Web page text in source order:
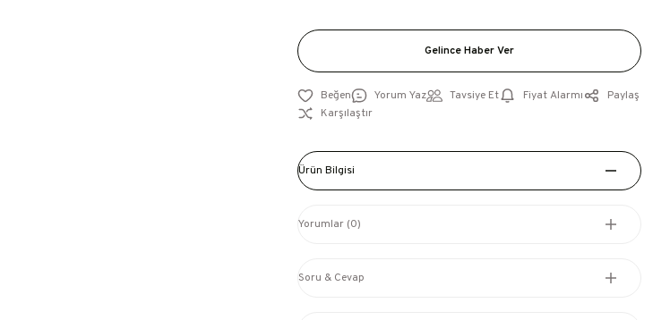
Gelince Haber Ver
Yorum Yaz Tavsiye Et Fiyat Alarmı
Paylaş
Karşılaştır
Ürün Bilgisi
Yorumlar (0)
Soru & Cevap